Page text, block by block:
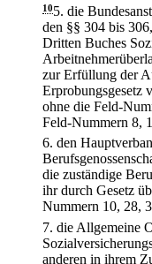
105. die
den §§ 304 bis
Dritten Buches
zur Erfüllung der
Erprobungsgesetz
ohne die Feld-
Feld-Nummern 8,
6. den
die zuständige
ihr durch Gesetz
Nummern 10, 28,
7. die Allgemeine
anderen in ihrem